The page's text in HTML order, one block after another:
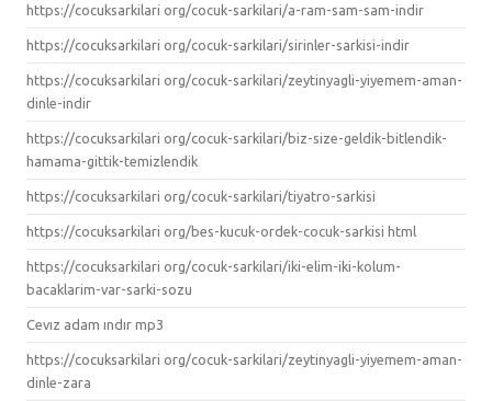
https://cocuksarkilari org/cocuk-sarkilari/a-ram-sam-sam-indir
https://cocuksarkilari org/cocuk-sarkilari/sirinler-sarkisi-indir
https://cocuksarkilari org/cocuk-sarkilari/zeytinyagli-yiyemem-aman-
dinle-indir
https://cocuksarkilari org/cocuk-sarkilari/biz-size-geldik-bitlendik-
hamama-gittik-temizlendik
https://cocuksarkilari org/cocuk-sarkilari/tiyatro-sarkisi
https://cocuksarkilari org/bes-kucuk-ordek-cocuk-sarkisi html
https://cocuksarkilari org/cocuk-sarkilari/iki-elim-iki-kolum-
bacaklarim-var-sarki-sozu
Cevız adam ındır mp3
https://cocuksarkilari org/cocuk-sarkilari/zeytinyagli-yiyemem-aman-
dinle-zara